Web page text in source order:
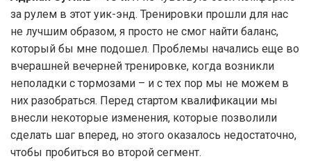
за рулем в этот уик-энд. Тренировки прошли для нас
не лучшим образом, я просто не смог найти баланс,
который бы мне подошел. Проблемы начались еще во
вчерашней вечерней тренировке, когда возникли
неполадки с тормозами – и с тех пор мы не можем в
них разобраться. Перед стартом квалификации мы
внесли некоторые изменения, которые позволили
сделать шаг вперед, но этого оказалось недостаточно,
чтобы пробиться во второй сегмент.